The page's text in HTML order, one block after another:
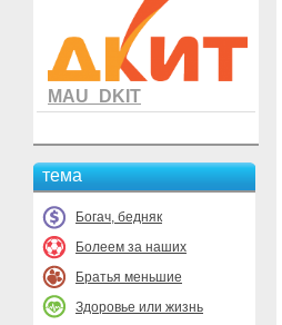
MAU_DKIT
тема
Богач, бедняк
Болеем за наших
Братья меньшие
Здоровье или жизнь